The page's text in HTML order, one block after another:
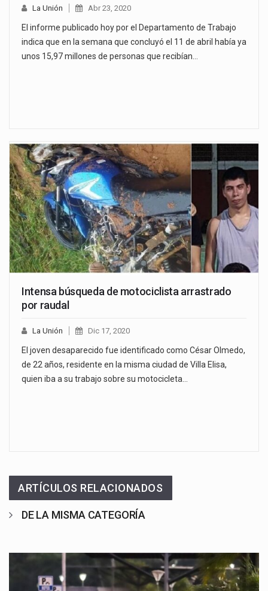
La Unión Abr 23, 2020
El informe publicado hoy por el Departamento de Trabajo
indica que en la semana que concluyó el 11 de abril había ya
unos 15,97 millones de personas que recibían…
Intensa búsqueda de motociclista arrastrado
por raudal
La Unión Dic 17, 2020
El joven desaparecido fue identificado como César Olmedo,
de 22 años, residente en la misma ciudad de Villa Elisa,
quien iba a su trabajo sobre su motocicleta…
ARTÍCULOS RELACIONADOS
DE LA MISMA CATEGORÍA